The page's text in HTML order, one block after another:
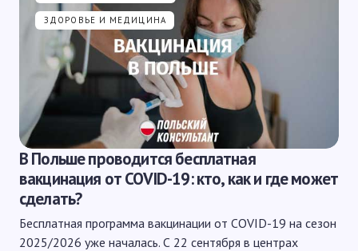
ЗДОРОВЬЕ И МЕДИЦИНА
В Польше проводится бесплатная
вакцинация от COVID-19: кто, как и где может
сделать?
Бесплатная программа вакцинации от COVID-19 на сезон
2025/2026 уже началась. С 22 сентября в центрах